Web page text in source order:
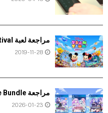
مراجعة لعبة Disney Tsum Tsum Festival
2019-11-28
مراجعة Re;Birth Game Bundle
2026-01-23